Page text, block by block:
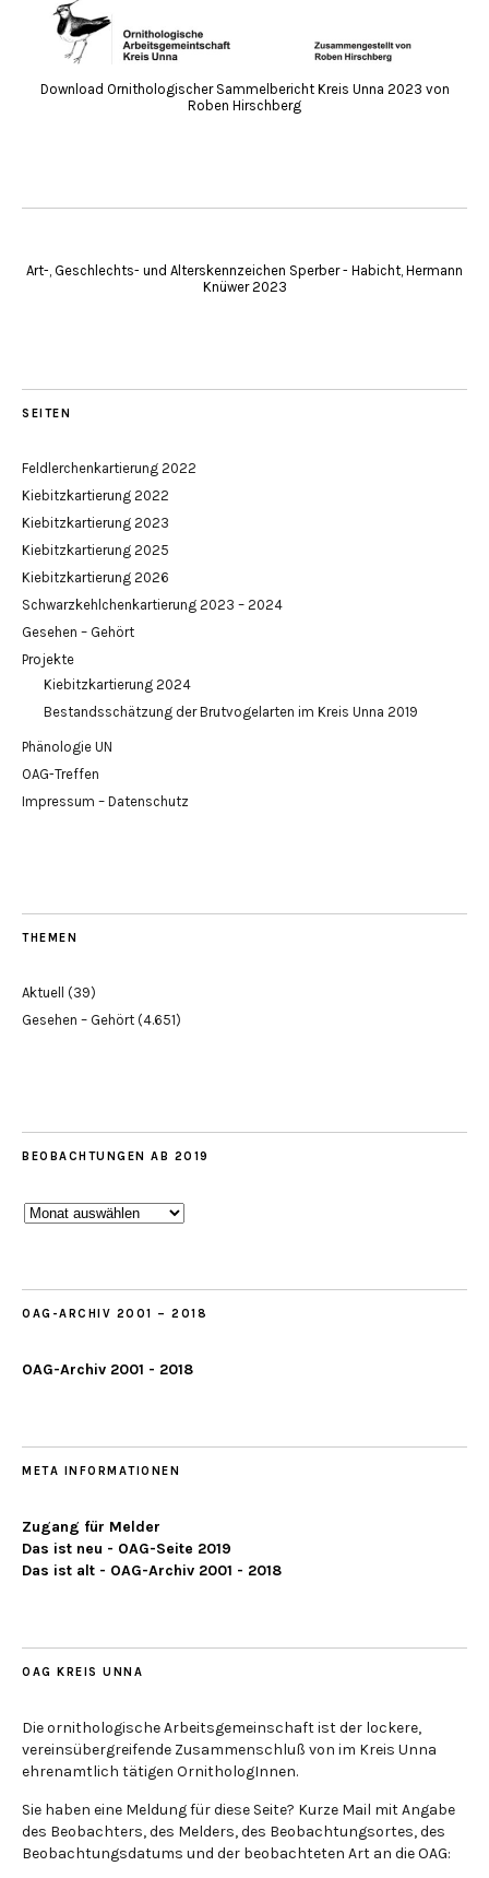
Download Ornithologischer Sammelbericht Kreis Unna 2023 von
Roben Hirschberg
Art-, Geschlechts- und Alterskennzeichen Sperber - Habicht, Hermann
Knüwer 2023
SEITEN
Feldlerchenkartierung 2022
Kiebitzkartierung 2022
Kiebitzkartierung 2023
Kiebitzkartierung 2025
Kiebitzkartierung 2026
Schwarzkehlchenkartierung 2023 – 2024
Gesehen – Gehört
Projekte
Kiebitzkartierung 2024
Bestandsschätzung der Brutvogelarten im Kreis Unna 2019
Phänologie UN
OAG-Treffen
Impressum – Datenschutz
THEMEN
Aktuell (39)
Gesehen – Gehört (4.651)
BEOBACHTUNGEN AB 2019
Beobachtungen
OAG-ARCHIV 2001 – 2018
OAG-Archiv 2001 - 2018
META INFORMATIONEN
Zugang für Melder
Das ist neu - OAG-Seite 2019
Das ist alt - OAG-Archiv 2001 - 2018
OAG KREIS UNNA
Die ornithologische Arbeitsgemeinschaft ist der lockere,
vereinsübergreifende Zusammenschluß von im Kreis Unna
ehrenamtlich tätigen OrnithologInnen.
Sie haben eine Meldung für diese Seite? Kurze Mail mit Angabe
des Beobachters, des Melders, des Beobachtungsortes, des
Beobachtungsdatums und der beobachteten Art an die OAG: